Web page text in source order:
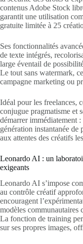
contenus Adobe Stock
garantit une utilisation
gratuite limitée à 25
Ses fonctionnalités
de texte intégrés,
large éventail de
Le tout sans watermark,
campagne marketing ou
Idéal pour les freelances,
conjugue pragmatisme et
démarrer immédiatement
génération instantanée de
aux attentes des créatifs
Leonardo AI : un
exigeants
Leonardo AI s’impose
au contrôle créatif
encouragent
modèles communautaires
La fonction de training
sur ses propres images,